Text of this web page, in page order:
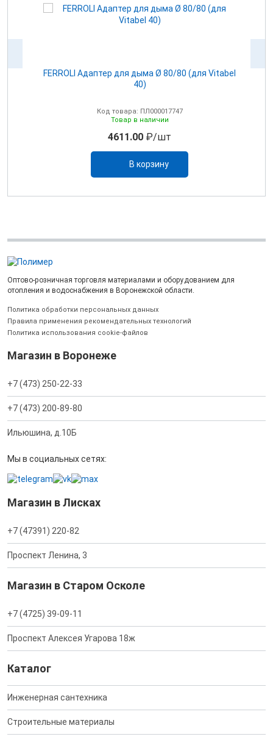
FERROLI Адаптер для дыма Ø 80/80 (для Vitabel
40)
Код товара: ПЛ000017747
Товар в наличии
4611.00 ₽/шт
В корзину
Оптово-розничная торговля материалами и оборудованием для
отопления и водоснабжения в Воронежской области.
Политика обработки персональных данных
Правила применения рекомендательных технологий
Политика использования cookie-файлов
Магазин в Воронеже
+7 (473) 250-22-33
+7 (473) 200-89-80
Ильюшина, д.10Б
Мы в социальных сетях:
Магазин в Лисках
+7 (47391) 220-82
Проспект Ленина, 3
Магазин в Старом Осколе
+7 (4725) 39-09-11
Проспект Алексея Угарова 18ж
Каталог
Инженерная сантехника
Строительные материалы